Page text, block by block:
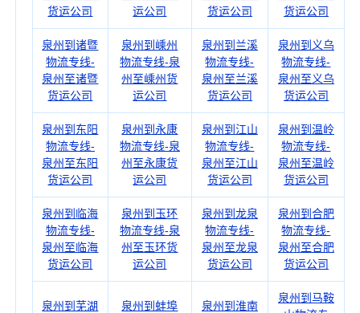
货运公司
运公司
货运公司
货运公司
泉州到诸暨
物流专线-
泉州至诸暨
货运公司
泉州到嵊州
物流专线-泉
州至嵊州货
运公司
泉州到兰溪
物流专线-
泉州至兰溪
货运公司
泉州到义乌
物流专线-
泉州至义乌
货运公司
泉州到东阳
物流专线-
泉州至东阳
货运公司
泉州到永康
物流专线-泉
州至永康货
运公司
泉州到江山
物流专线-
泉州至江山
货运公司
泉州到温岭
物流专线-
泉州至温岭
货运公司
泉州到临海
物流专线-
泉州至临海
货运公司
泉州到玉环
物流专线-泉
州至玉环货
运公司
泉州到龙泉
物流专线-
泉州至龙泉
货运公司
泉州到合肥
物流专线-
泉州至合肥
货运公司
泉州到芜湖
泉州到蚌埠
泉州到淮南
泉州到马鞍